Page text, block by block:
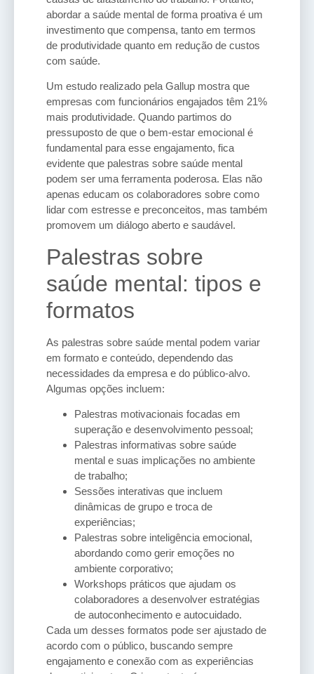
abordar a saúde mental de forma proativa é um
investimento que compensa, tanto em termos
de produtividade quanto em redução de custos
com saúde.
Um estudo realizado pela Gallup mostra que
empresas com funcionários engajados têm 21%
mais produtividade. Quando partimos do
pressuposto de que o bem-estar emocional é
fundamental para esse engajamento, fica
evidente que palestras sobre saúde mental
podem ser uma ferramenta poderosa. Elas não
apenas educam os colaboradores sobre como
lidar com estresse e preconceitos, mas também
promovem um diálogo aberto e saudável.
Palestras sobre
saúde mental: tipos e
formatos
As palestras sobre saúde mental podem variar
em formato e conteúdo, dependendo das
necessidades da empresa e do público-alvo.
Algumas opções incluem:
Palestras motivacionais focadas em
superação e desenvolvimento pessoal;
Palestras informativas sobre saúde
mental e suas implicações no ambiente
de trabalho;
Sessões interativas que incluem
dinâmicas de grupo e troca de
experiências;
Palestras sobre inteligência emocional,
abordando como gerir emoções no
ambiente corporativo;
Workshops práticos que ajudam os
colaboradores a desenvolver estratégias
de autoconhecimento e autocuidado.
Cada um desses formatos pode ser ajustado de
acordo com o público, buscando sempre
engajamento e conexão com as experiências